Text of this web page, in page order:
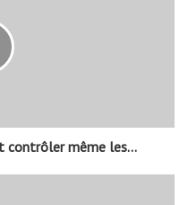
contrôler même les...